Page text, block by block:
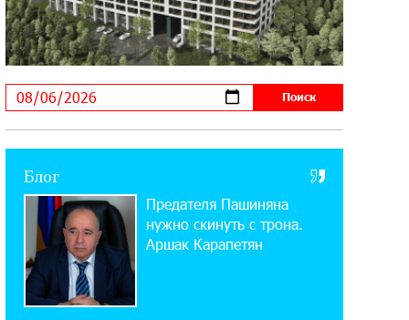
Состоялось открытие Khachaturian
Rooftop при поддержке IDBank
Пашинян ты упустил свой шанс уйти
спокойно. Аршак Карапетян
обслуживания Ucom открылся по
адресу ул. Шаумяна, 24/2 в Арарате
22:28:49 27-07-2026
Никогда Нагорный Карабах не был в
составе независимого Азербайджана.
Блог
Предателя Пашиняна
нужно скинуть с трона.
Аршак Карапетян